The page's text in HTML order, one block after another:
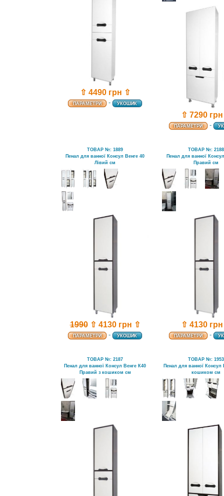
⇧ 4490 грн ⇧
ПАРАМЕТРИ - УКОШИК
⇧ 7290
ПАРАМЕТРИ -
ТОВАР №: 1889
Пенал для ванної Консул Венге 40
Лівий см
1990 ⇧ 4130 грн ⇧
ПАРАМЕТРИ - УКОШИК
ТОВАР №: 2188
Пенал для ванної
Правий см
⇧ 4130
ПАРАМЕТРИ -
ТОВАР №: 2187
Пенал для ванної Консул Венге К40
Правий з кошиком см
ТОВАР №: 1953
Пенал для ванної Консул
кошиком см